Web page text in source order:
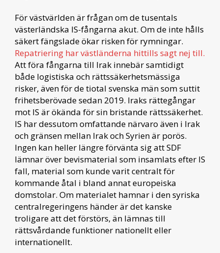
För västvärlden är frågan om de tusentals
västerländska IS-fångarna akut. Om de inte hålls
säkert fängslade ökar risken för rymningar.
Repatriering har västländerna hittills sagt nej till.
Att föra fångarna till Irak innebär samtidigt
både logistiska och rättssäkerhetsmässiga
risker, även för de tiotal svenska män som suttit
frihetsberövade sedan 2019. Iraks rättegångar
mot IS är ökända för sin bristande rättssäkerhet.
IS har dessutom omfattande närvaro även i Irak
och gränsen mellan Irak och Syrien är porös.
Ingen kan heller längre förvänta sig att SDF
lämnar över bevismaterial som insamlats efter IS
fall, material som kunde varit centralt för
kommande åtal i bland annat europeiska
domstolar. Om materialet hamnar i den syriska
centralregeringens händer är det kanske
troligare att det förstörs, än lämnas till
rättsvårdande funktioner nationellt eller
internationellt.